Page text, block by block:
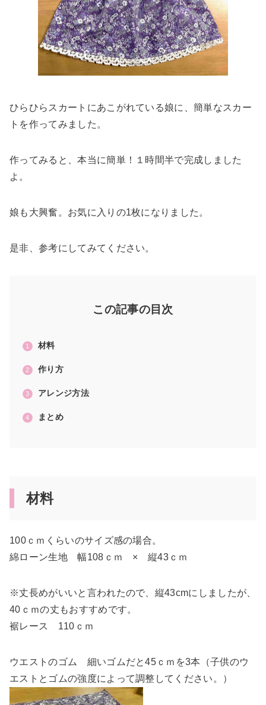
ひらひらスカートにあこがれている娘に、簡単なスカー
トを作ってみました。
作ってみると、本当に簡単！１時間半で完成しました
よ。
娘も大興奮。お気に入りの1枚になりました。
是非、参考にしてみてください。
この記事の目次
材料
作り方
アレンジ方法
まとめ
材料
100ｃｍくらいのサイズ感の場合。
綿ローン生地 幅108ｃｍ × 縦43ｃｍ
※丈長めがいいと言われたので、縦43cmにしましたが、
40ｃｍの丈もおすすめです。
裾レース 110ｃｍ
ウエストのゴム 細いゴムだと45ｃｍを3本（子供のウ
エストとゴムの強度によって調整してください。）